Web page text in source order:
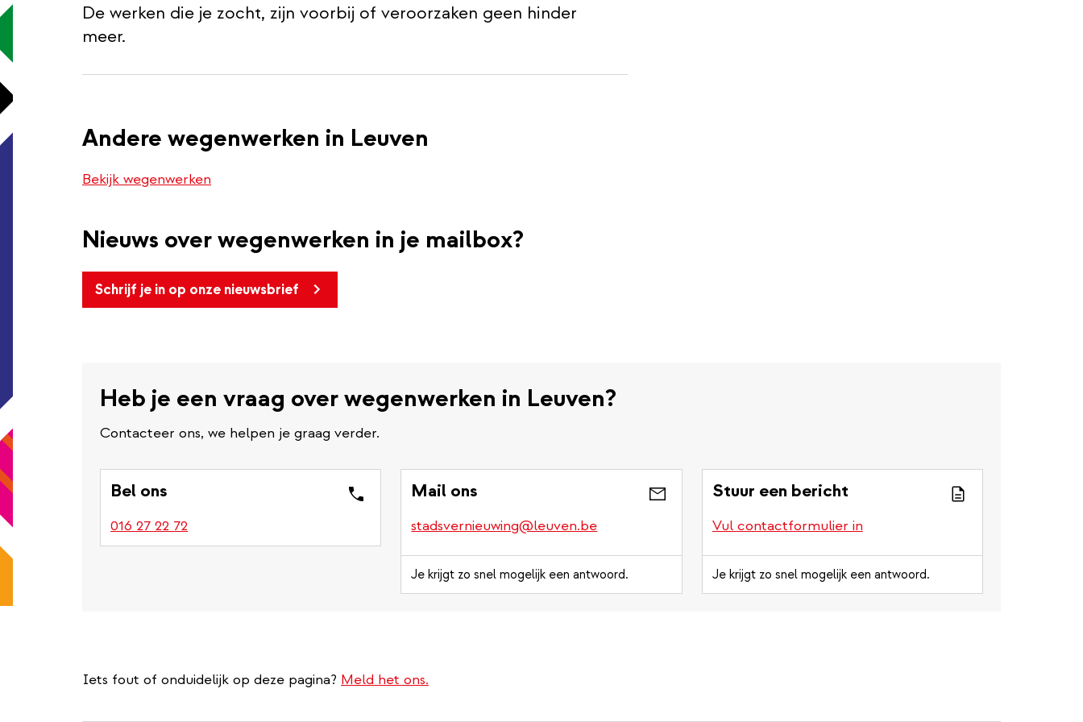
De werken die je zocht, zijn voorbij of veroorzaken geen hinder
meer.
Andere wegenwerken in Leuven
Bekijk wegenwerken
Nieuws over wegenwerken in je mailbox?
Schrijf je in op onze nieuwsbrief
Heb je een vraag over wegenwerken in Leuven?
Contacteer ons, we helpen je graag verder.
Bel ons
016 27 22 72
Mail ons
stadsvernieuwing@leuven.be
Je krijgt zo snel mogelijk een antwoord.
Stuur een bericht
Vul contactformulier in
Je krijgt zo snel mogelijk een antwoord.
Iets fout of onduidelijk op deze pagina? Meld het ons.